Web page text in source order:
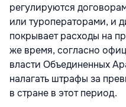
регулируются
или туроператорами, и
покрывает расходы на
же время, согласно
власти Объединенных
налагать штрафы за
в стране в этот период.